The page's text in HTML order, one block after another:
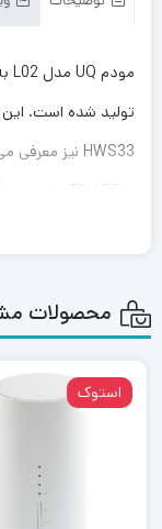
محصولات
استوک